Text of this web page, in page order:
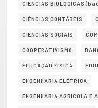
CIÊNCIAS BIOLÓGICAS
CIÊNCIAS CONTÁBEIS
CIÊNCIAS SOCIAIS
COOPERATIVISMO
EDUCAÇÃO FÍSICA
ENGENHARIA ELÉTRICA
ENGENHARIA AGRÍCOLA E